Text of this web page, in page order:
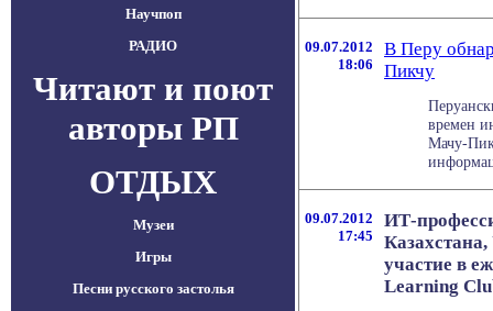
Научпоп
РАДИО
Читают и поют
авторы РП
ОТДЫХ
Музеи
Игры
Песни русского застолья
09.07.2012
18:06
В Перу
Пикчу
времен
Мачу-
09.07.2012
17:45
ИТ-
участие в
Learning